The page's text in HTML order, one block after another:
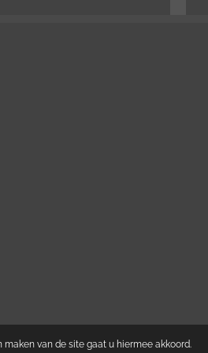
van de site gaat u hiermee akkoord.